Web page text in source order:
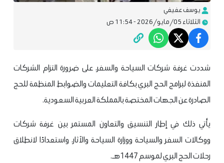
يوسف عفيفي
الثلاثاء 05/مايو/2026 - 11:54 ص
شددت غرفة شركات السياحة والسفر، على ضرورة التزام الشركات
المنفذة لبرامج الحج البري بكافة التعليمات والضوابط المنظمة للحج
الصادرة عن الجهات المختصة بالمملكة العربية السعودية.
يأتي ذلك في إطار التنسيق والتعاون المستمر بين غرفة شركات
ووكالات السفر والسياحة ووزارة السياحة والآثار، واستعدادًا لانطلاق
رحلات الحج البري لموسم 1447هـ.